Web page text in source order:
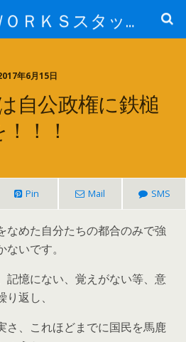
ＨＯＭＥＷＯＲＫＳスタッフ日記ブログ
年6月15日
自公政権に鉄槌
！！！
Pin Mail SMS
なめた自分たちの都合のみで強
いです。
記憶にない、覚えがない等、意
返し、
さ、これほどまでに国民を馬鹿